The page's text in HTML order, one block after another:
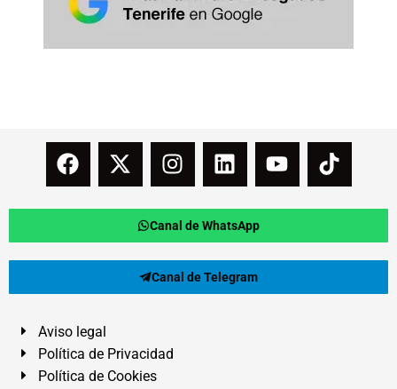
Canal de WhatsApp
Canal de Telegram
Aviso legal
Política de Privacidad
Política de Cookies